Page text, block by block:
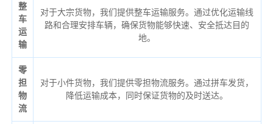
整
车
运
输
对于大宗货物，我们提供整车运输服务。通过优化运输线
路和合理安排车辆，确保货物能够快速、安全抵达目的
地。
零
担
物
流
对于小件货物，我们提供零担物流服务。通过拼车发货，
降低运输成本，同时保证货物的及时送达。